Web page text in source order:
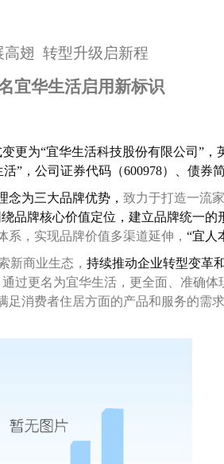
高翅 转型升级启新程
宜华生活启用新标识
为“宜华生活科技股份有限公司”，
”，公司证券代码（600978）、债券
念为三大品牌优势， 致力于打造一流
牌核心价值定位，建立品牌统一的
，实现品牌价值多渠道延伸， “宜人
新商业生态， 持续推动企业转型变革
通过更名为宜华生活，更全面、准确
足消费者住居方面的产品和服务的需